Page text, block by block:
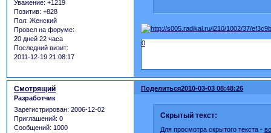
Уважение: +1219
Позитив: +828
Пол: Женский
Провел на форуме:
20 дней 22 часа
Последний визит:
2011-12-19 21:08:17
0
Поделиться2010-03-03 08:48:26
Смотрящий
Разработчик
Зарегистрирован: 2006-12-02
Приглашений: 0
Сообщений: 1000
Скрытый текст:
Для просмотра скрытого текста -